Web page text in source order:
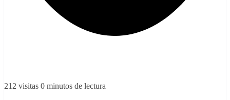
212 visitas 0 minutos de lectura